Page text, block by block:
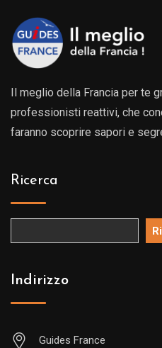
Il meglio della Francia per te
professionisti reattivi, che
faranno scoprire sapori e
Ricerca
Indirizzo
Guides France